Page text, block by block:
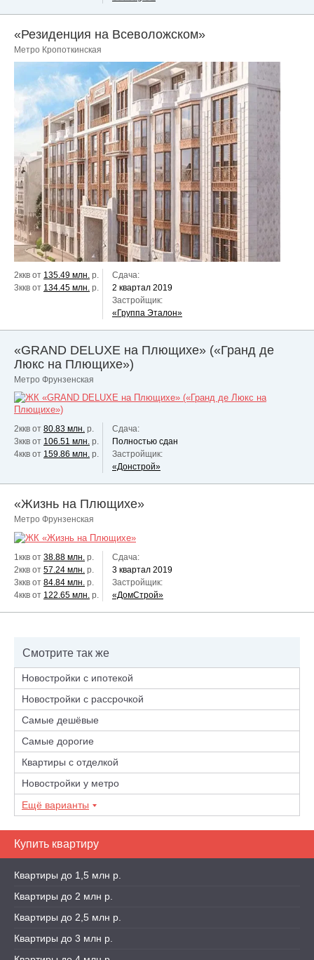
«Резиденция на Всеволожском»
Метро Кропоткинская
2ккв от 135.49 млн. р.
3ккв от 134.45 млн. р.
Сдача:
2 квартал 2019
Застройщик:
«Группа Эталон»
«GRAND DELUXE на Плющихе» («Гранд де
Люкс на Плющихе»)
Метро Фрунзенская
2ккв от 80.83 млн. р.
3ккв от 106.51 млн. р.
4ккв от 159.86 млн. р.
Сдача:
Полностью сдан
Застройщик:
«Донстрой»
«Жизнь на Плющихе»
Метро Фрунзенская
1ккв от 38.88 млн. р.
2ккв от 57.24 млн. р.
3ккв от 84.84 млн. р.
4ккв от 122.65 млн. р.
Сдача:
3 квартал 2019
Застройщик:
«ДомСтрой»
Смотрите так же
Новостройки с ипотекой
Новостройки с рассрочкой
Самые дешёвые
Самые дорогие
Квартиры с отделкой
Новостройки у метро
Ещё варианты
Купить квартиру
Квартиры до 1,5 млн р.
Квартиры до 2 млн р.
Квартиры до 2,5 млн р.
Квартиры до 3 млн р.